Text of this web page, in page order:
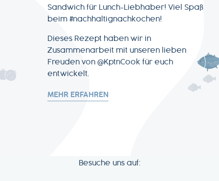
Sandwich für Lunch-Liebhaber! Viel Spaß
beim #nachhaltignachkochen!
Dieses Rezept haben wir in
Zusammenarbeit mit unseren lieben
Freuden von @KptnCook für euch
entwickelt.
MEHR ERFAHREN
Besuche uns auf: